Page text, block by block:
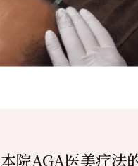
本院AGA医美疗法